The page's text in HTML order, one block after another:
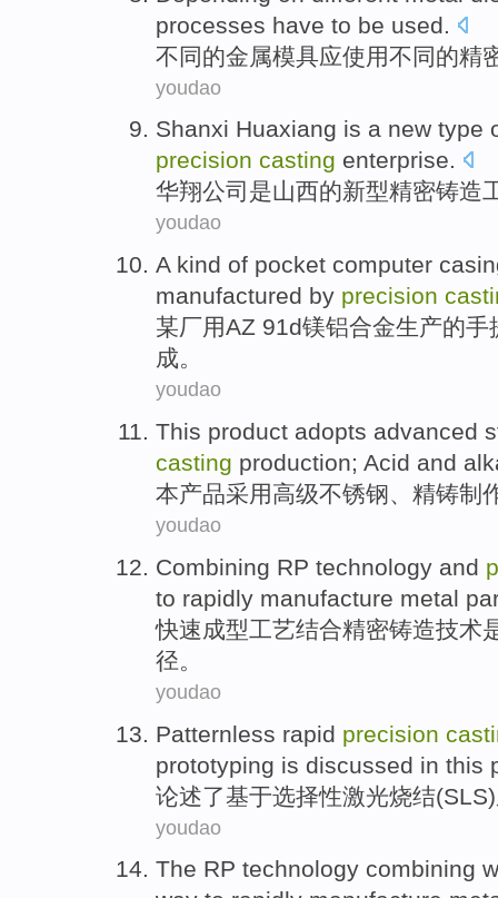
processes have to be used
不同的金属模具应使用不同的精
youdao
Shanxi Huaxiang is a new type
precision casting enterprise.
华翔公司 是山西的新型精密铸造
youdao
Akind of pocket computer
manufactured by precision
某厂用AZ 91d镁铝合金生产的手
成。
youdao
This product adopts advanced
casting production; Acid and
本产品采用高级不锈钢、 精铸制
youdao
Combining RP technology and
to rapidly manufacture metal
快速成型工艺结合精密铸造技术
径。
youdao
Patternless rapid precision
prototyping is discussed in this
论述了基于选择性激光烧结(SLS)
youdao
The RP technology combining